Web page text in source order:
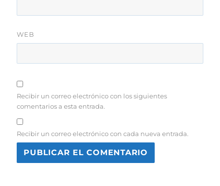
WEB
Recibir un correo electrónico con los siguientes
comentarios a esta entrada.
Recibir un correo electrónico con cada nueva entrada.